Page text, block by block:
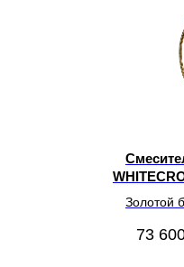
Золотой
73